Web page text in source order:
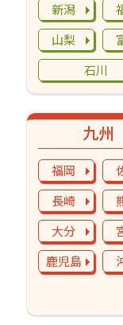
九州
福岡
長崎
大分
鹿児島
新潟
山梨
石川